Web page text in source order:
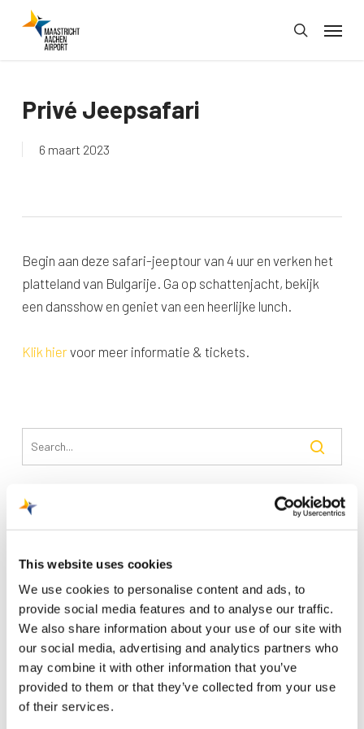
This website uses cookies
We use cookies to personalise content and ads, to
provide social media features and to analyse our traffic.
We also share information about your use of our site with
our social media, advertising and analytics partners who
may combine it with other information that you’ve
provided to them or that they’ve collected from your use
of their services.
search
Menu
Privé Jeepsafari
6 maart 2023
Begin aan deze safari-jeeptour van 4 uur en verken het
platteland van Bulgarije. Ga op schattenjacht, bekijk
een dansshow en geniet van een heerlijke lunch.
Klik hiervoor meer informatie & tickets.
Recente berichten
Nieuwe AI-primeur voor Maastricht Aachen Airport:
intelligent exoskelet ondersteunt vrachtafhandeling
Je kunt je nu aanmelden voor onze Burendag 2026!
Trainingsvlucht 17 juli
Trainingsvlucht KLM